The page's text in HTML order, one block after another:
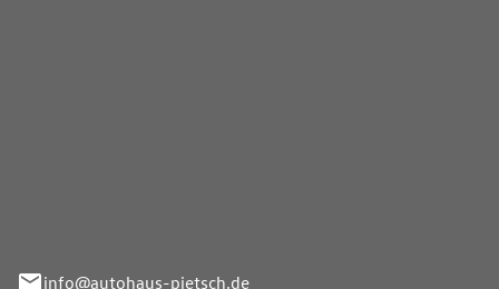
info@autohaus-pietsch.de